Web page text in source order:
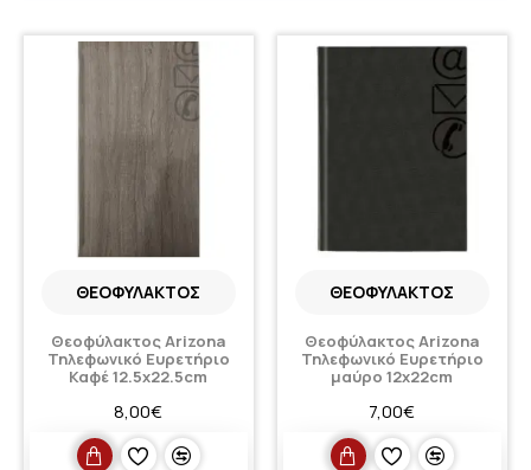
ΘΕΟΦΎΛΑΚΤΟΣ
Θεοφύλακτος Arizona
Τηλεφωνικό Ευρετήριο
Καφέ 12.5x22.5cm
8,00€
ΘΕΟΦΎΛΑΚΤΟΣ
Θεοφύλακτος Arizona
Τηλεφωνικό Ευρετήριο
μαύρο 12x22cm
7,00€